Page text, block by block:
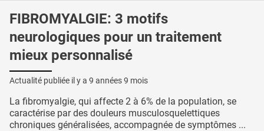
FIBROMYALGIE: 3 motifs
neurologiques pour un traitement
mieux personnalisé
Actualité publiée il y a 9 années 9 mois
La fibromyalgie, qui affecte 2 à 6% de la population, se
caractérise par des douleurs musculosquelettiques
chroniques généralisées, accompagnée de symptômes ...